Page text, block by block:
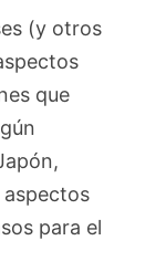
(y otros
que
aspectos
para el